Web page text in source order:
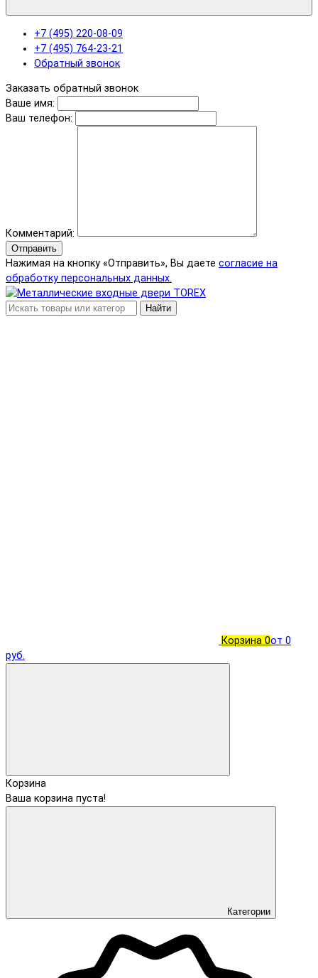
+7 (495) 220-08-09
+7 (495) 764-23-21
Обратный звонок
Заказать обратный звонок
Ваше имя:
Ваш телефон:
Комментарий:
Отправить
Нажимая на кнопку «Отправить», Вы даете согласие на
обработку персональных данных.
Найти
Корзина 0от 0
руб.
Корзина
Ваша корзина пуста!
Категории